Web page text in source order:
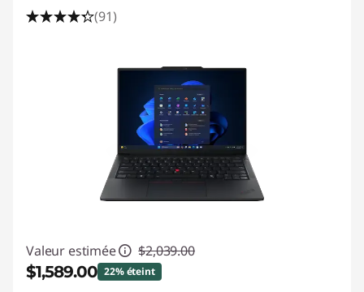
(91)
Valeur estimée $2,039.00
$1,589.00 22% éteint